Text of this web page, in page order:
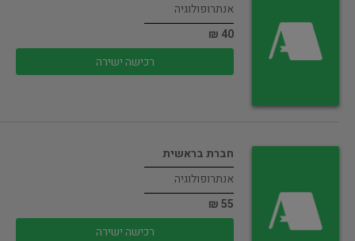
אנתרופולוגיה
40 ₪
רכישה ישירה
חברת בראשית
אנתרופולוגיה
55 ₪
רכישה ישירה